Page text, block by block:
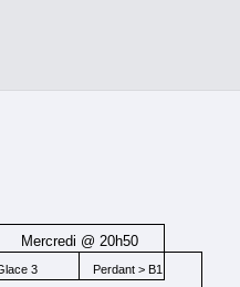
Mercredi @ 20h50
3 Perdant > B1